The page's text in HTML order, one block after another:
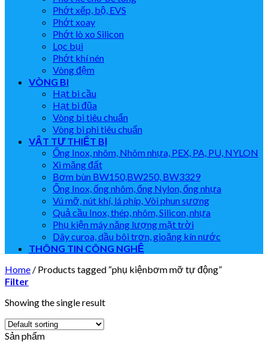
Phớt xếp, bộ, EVS
Phớt xoay
Phớt lò xo Silicon
Lọc bụi
Phớt khí nén
Vòng đệm
VÒNG BI
Hạt bi cầu
Hạt bi đũa
Vòng bi tiêu chuẩn
Vòng bi phi tiêu chuẩn
VẬT TƯ THIẾT BỊ
Ống Inox, nhôm, Nhôm nhựa, PEX, PA, PU, NYLON
Xi măng đất
Bơm bùn BW150,BW250, BW3329
Ống Inox, ống nhôm, ống Nylon, ống nhựa
Vú mỡ, nút khí, lá phíp, Vòi phun sương
Quả cầu Inox, thép, nhôm, Silicon, nhựa
Phụ kiện máy năng lượng mặt trời
Dây curoa, dầu bôi trơn, gioăng kín nước
THÔNG TIN CÔNG NGHỆ
Home / Products tagged “phụ kiệnbơm mỡ tự động”
Filter
Showing the single result
Sản phẩm